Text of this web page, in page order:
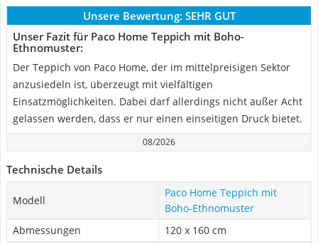
Unsere Bewertung: SEHR GUT
Unser Fazit für Paco Home Teppich mit Boho-
Ethnomuster:
Der Teppich von Paco Home, der im mittelpreisigen Sektor
anzusiedeln ist, überzeugt mit vielfältigen
Einsatzmöglichkeiten. Dabei darf allerdings nicht außer Acht
gelassen werden, dass er nur einen einseitigen Druck bietet.
08/2026
Technische Details
Modell
Paco Home Teppich mit
Boho-Ethnomuster
Abmessungen
120 x 160 cm